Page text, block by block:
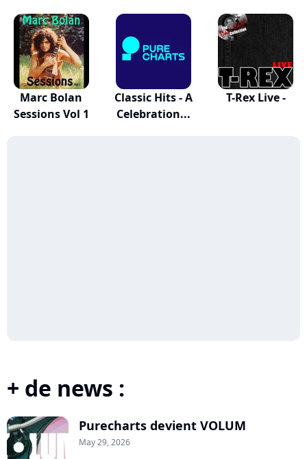
Marc Bolan
Sessions Vol 1
Classic Hits - A
Celebration...
T-Rex Live -
+ de news :
Purecharts devient VOLUM
May 29, 2026